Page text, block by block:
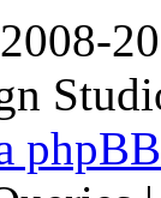
phpBB